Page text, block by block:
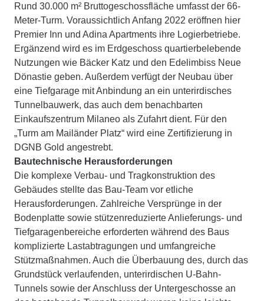
Rund 30.000 m² Bruttogeschossfläche umfasst der 66-
Meter-Turm. Voraussichtlich Anfang 2022 eröffnen hier
Premier Inn und Adina Apartments ihre Logierbetriebe.
Ergänzend wird es im Erdgeschoss quartierbelebende
Nutzungen wie Bäcker Katz und den Edelimbiss Neue
Dönastie geben. Außerdem verfügt der Neubau über
eine Tiefgarage mit Anbindung an ein unterirdisches
Tunnelbauwerk, das auch dem benachbarten
Einkaufszentrum Milaneo als Zufahrt dient. Für den
„Turm am Mailänder Platz“ wird eine Zertifizierung in
DGNB Gold angestrebt.
Bautechnische Herausforderungen
Die komplexe Verbau- und Tragkonstruktion des
Gebäudes stellte das Bau-Team vor etliche
Herausforderungen. Zahlreiche Versprünge in der
Bodenplatte sowie stützenreduzierte Anlieferungs- und
Tiefgaragenbereiche erforderten während des Baus
komplizierte Lastabtragungen und umfangreiche
Stützmaßnahmen. Auch die Überbauung des, durch das
Grundstück verlaufenden, unterirdischen U-Bahn-
Tunnels sowie der Anschluss der Untergeschosse an